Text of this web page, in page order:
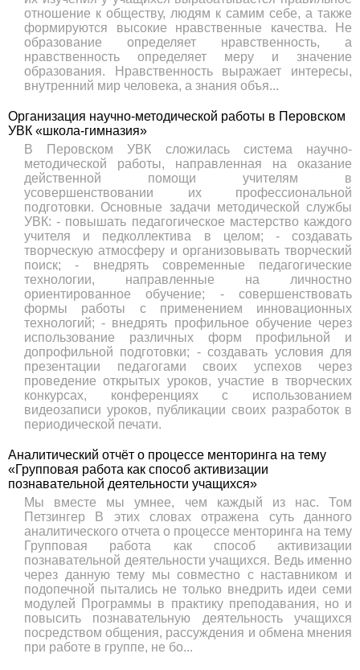
отношение к обществу, людям к самим себе, а также
формируются высокие нравственные качества. Не
образование определяет нравственность, а
нравственность определяет меру и значение
образования. Нравственность выражает интересы,
внутренний мир человека, а знания объя...
Организация научно-методической работы в Перовском
УВК «школа-гимназия»
В Перовском УВК сложилась система научно-
методической работы, направленная на оказание
действенной помощи учителям в
усовершенствовании их профессиональной
подготовки. Основные задачи методической службы
УВК: - повышать педагогическое мастерство каждого
учителя и педколлектива в целом; - создавать
творческую атмосферу и организовывать творческий
поиск; - внедрять современные педагогические
технологии, направленные на личностно
ориентированное обучение; - совершенствовать
формы работы с применением инновационных
технологий; - внедрять профильное обучение через
использование различных форм профильной и
допрофильной подготовки; - создавать условия для
презентации педагогами своих успехов через
проведение открытых уроков, участие в творческих
конкурсах, конференциях с использованием
видеозаписи уроков, публикации своих разработок в
периодической печати.
Аналитический отчёт о процессе менторинга на тему
«Групповая работа как способ активизации
познавательной деятельности учащихся»
Мы вместе мы умнее, чем каждый из нас. Том
Петзингер В этих словах отражена суть данного
аналитического отчета о процессе менторинга на тему
Групповая работа как способ активизации
познавательной деятельности учащихся. Ведь именно
через данную тему мы совместно с наставником и
подопечной пытались не только внедрить идеи семи
модулей Программы в практику преподавания, но и
повысить познавательную деятельность учащихся
посредством общения, рассуждения и обмена мнения
при работе в группе, не бо...